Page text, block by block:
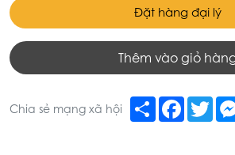
Đặt hàng đại lý
Thêm vào giỏ
Chia sẻ mạng xã hội Share